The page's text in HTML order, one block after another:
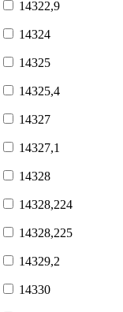
14322,9
14324
14325
14325,4
14327
14327,1
14328
14328,224
14328,225
14329,2
14330